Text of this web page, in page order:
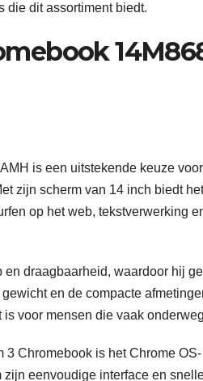
die dit assortiment biedt.
is een uitstekende keuze
zijn scherm van 14 inch biedt
op het web, tekstverwerking
draagbaarheid, waardoor hij
en de compacte
voor mensen die vaak
3 Chromebook is het Chrome OS-
eenvoudige interface en